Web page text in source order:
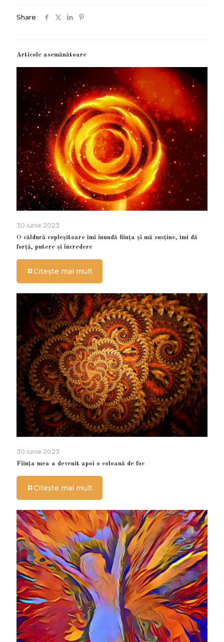
Share
Articole asemănătoare
30 iunie 2023
O căldură copleșitoare îmi inundă ființa și mă susține, îmi dă
forță, putere și încredere
Citește mai mult
30 iunie 2023
Ființa mea a devenit apoi o coloană de foc
Citește mai mult